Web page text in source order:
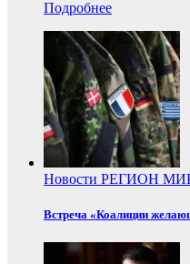
Подробнее
Новости РЕГИОН
Встреча «Коалиции